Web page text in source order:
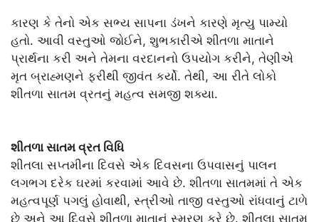
કારણ કે તેનો એક સભ્ય સાપના ડંખને કારણે મૃત્યુ પામ્યો
હતો. આવી વસ્તુઓ જોઈને, શુભકારીએ શીતળા માતાને
પ્રાર્થના કરી અને તેમના વરદાનનો ઉપયોગ કરીને, તેણીએ
મૃત બ્રાહ્મણને ફરીથી જીવંત કર્યો. તેથી, આ રીતે લોકો
શીતળા સાતમ વ્રતનું મહત્વ સમજી શક્યા.
શીતળા સાતમ વ્રત વિધિ
શીતલા સપ્તમીના દિવસે એક દિવસના ઉપવાસનું પાલન
લગભગ દરેક ઘરમાં કરવામાં આવે છે. શીતળા સાતમમાં તે એક
મહત્વપૂર્ણ પગલું હોવાથી, સ્ત્રીઓ તાજી વસ્તુઓ રાંધવાનું ટાળે
છે અને આ દિવસે શીતળા માતાનું સ્મરણ કરે છે. શીતલા સાતમ